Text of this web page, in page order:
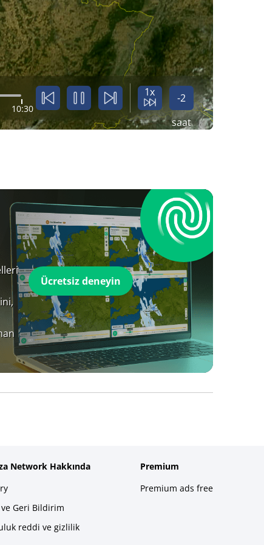
10:30
1x
-2
saat
Ücretsiz deneyin
Network Hakkında
Geri Bildirim
reddi ve gizlilik
Premium
Premium ads free